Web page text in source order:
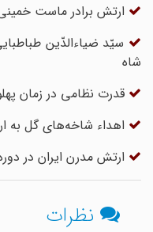
ارتش برادر ماست خمینی
سیّد ضیاءالدّین
شاه
قدرت نظامی در زمان
اهداء شاخه‌های گل به
ارتش مدرن ایران در دوره
نظرات